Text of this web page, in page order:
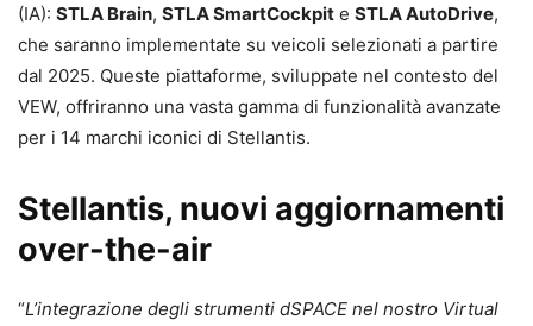
(IA): STLA Brain, STLA SmartCockpit e STLA AutoDrive,
che saranno implementate su veicoli selezionati a partire
dal 2025. Queste piattaforme, sviluppate nel contesto del
VEW, offriranno una vasta gamma di funzionalità avanzate
per i 14 marchi iconici di Stellantis.
Stellantis, nuovi aggiornamenti
over-the-air
“L’integrazione degli strumenti dSPACE nel nostro Virtual